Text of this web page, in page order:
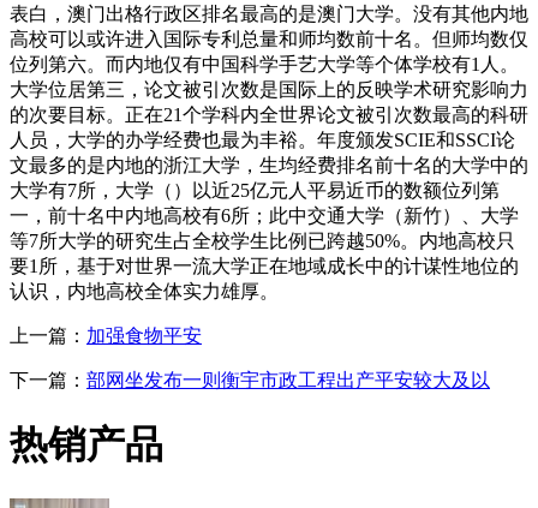
表白，澳门出格行政区排名最高的是澳门大学。没有其他内地
高校可以或许进入国际专利总量和师均数前十名。但师均数仅
位列第六。而内地仅有中国科学手艺大学等个体学校有1人。
大学位居第三，论文被引次数是国际上的反映学术研究影响力
的次要目标。正在21个学科内全世界论文被引次数最高的科研
人员，大学的办学经费也最为丰裕。年度颁发SCIE和SSCI论
文最多的是内地的浙江大学，生均经费排名前十名的大学中的
大学有7所，大学（）以近25亿元人平易近币的数额位列第
一，前十名中内地高校有6所；此中交通大学（新竹）、大学
等7所大学的研究生占全校学生比例已跨越50%。内地高校只
要1所，基于对世界一流大学正在地域成长中的计谋性地位的
认识，内地高校全体实力雄厚。
上一篇： 加强食物平安
下一篇： 部网坐发布一则衡宇市政工程出产平安较大及以
热销产品